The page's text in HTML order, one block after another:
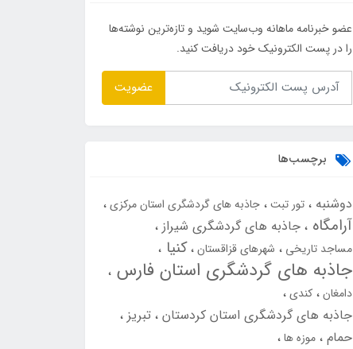
عضو خبرنامه ماهانه وب‌سایت شوید و تازه‌ترین نوشته‌ها
را در پست الکترونیک خود دریافت کنید.
عضویت
برچسب‌ها
دوشنبه تور تبت جاذبه های گردشگری استان مرکزی
آرامگاه جاذبه های گردشگری شیراز
مساجد تاریخی شهرهای قزاقستان کنیا
جاذبه های گردشگری استان فارس
دامغان کندی
جاذبه های گردشگری استان کردستان تبریز
حمام موزه ها